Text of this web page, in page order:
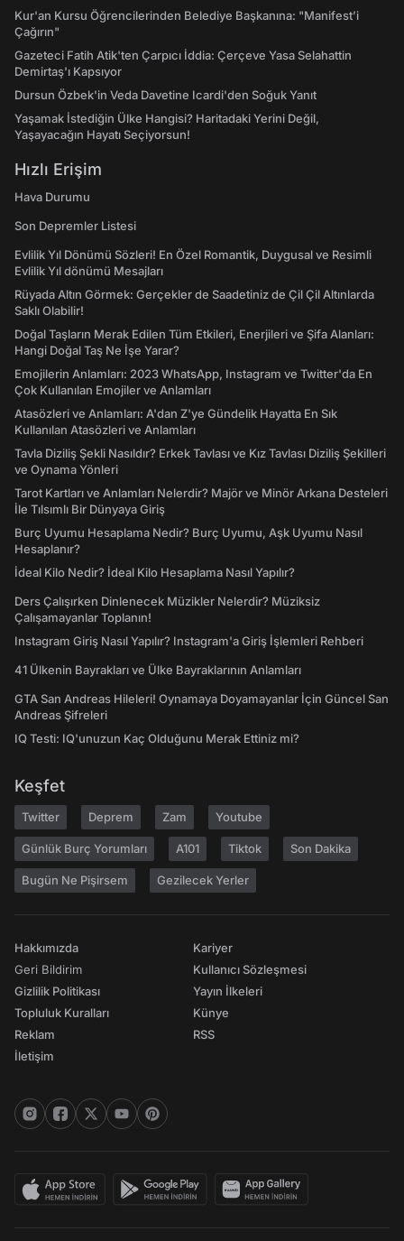
Kur'an Kursu Öğrencilerinden Belediye Başkanına: "Manifest’i
Çağırın"
Gazeteci Fatih Atik'ten Çarpıcı İddia: Çerçeve Yasa Selahattin
Demirtaş'ı Kapsıyor
Dursun Özbek'in Veda Davetine Icardi'den Soğuk Yanıt
Yaşamak İstediğin Ülke Hangisi? Haritadaki Yerini Değil,
Yaşayacağın Hayatı Seçiyorsun!
Hızlı Erişim
Hava Durumu
Son Depremler Listesi
Evlilik Yıl Dönümü Sözleri! En Özel Romantik, Duygusal ve Resimli
Evlilik Yıl dönümü Mesajları
Rüyada Altın Görmek: Gerçekler de Saadetiniz de Çil Çil Altınlarda
Saklı Olabilir!
Doğal Taşların Merak Edilen Tüm Etkileri, Enerjileri ve Şifa Alanları:
Hangi Doğal Taş Ne İşe Yarar?
Emojilerin Anlamları: 2023 WhatsApp, Instagram ve Twitter'da En
Çok Kullanılan Emojiler ve Anlamları
Atasözleri ve Anlamları: A'dan Z'ye Gündelik Hayatta En Sık
Kullanılan Atasözleri ve Anlamları
Tavla Diziliş Şekli Nasıldır? Erkek Tavlası ve Kız Tavlası Diziliş Şekilleri
ve Oynama Yönleri
Tarot Kartları ve Anlamları Nelerdir? Majör ve Minör Arkana Desteleri
İle Tılsımlı Bir Dünyaya Giriş
Burç Uyumu Hesaplama Nedir? Burç Uyumu, Aşk Uyumu Nasıl
Hesaplanır?
İdeal Kilo Nedir? İdeal Kilo Hesaplama Nasıl Yapılır?
Ders Çalışırken Dinlenecek Müzikler Nelerdir? Müziksiz
Çalışamayanlar Toplanın!
Instagram Giriş Nasıl Yapılır? Instagram'a Giriş İşlemleri Rehberi
41 Ülkenin Bayrakları ve Ülke Bayraklarının Anlamları
GTA San Andreas Hileleri! Oynamaya Doyamayanlar İçin Güncel San
Andreas Şifreleri
IQ Testi: IQ'unuzun Kaç Olduğunu Merak Ettiniz mi?
Keşfet
Twitter Deprem Zam Youtube
Günlük Burç Yorumları A101 Tiktok Son Dakika
Bugün Ne Pişirsem Gezilecek Yerler
Hakkımızda
Geri Bildirim
Gizlilik Politikası
Topluluk Kuralları
Reklam
İletişim
Kariyer
Kullanıcı Sözleşmesi
Yayın İlkeleri
Künye
RSS